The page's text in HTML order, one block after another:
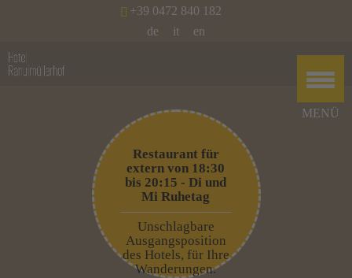
+39 0472 840 182
de
it en
Restaurant für
extern von 18:30
bis 20:15 - Di und
Mi Ruhetag
Unschlagbare
Ausgangsposition
des Hotels, für Ihre
Wanderungen.